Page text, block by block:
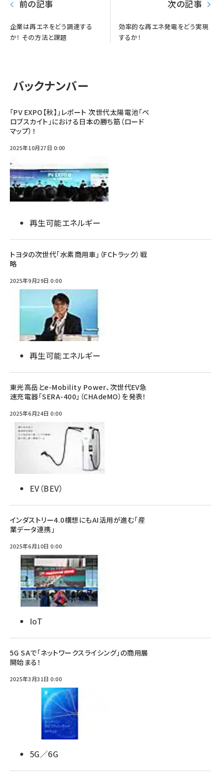
前の記事
企業は再エネをどう調達する
か！ その方法と課題
次の記事
効率的な再エネ発電をどう実現
するか！
バックナンバー
「PV EXPO【秋】」レポート 次世代太陽電池「ペ
ロブスカイト」における日本の勝ち筋（ロード
マップ）！
2025年10月27日 0:00
再生可能エネルギー
トヨタの次世代「水素商用車」（FCトラック）戦
略
2025年9月29日 0:00
再生可能エネルギー
東光高岳とe-Mobility Power、次世代EV急
速充電器「SERA-400」（CHAdeMO）を発表！
2025年6月24日 0:00
EV（BEV）
インダストリー4.0構想にもAI活用が進む「産
業データ連携」
2025年6月10日 0:00
IoT
5G SAで「ネットワークスライシング」の商用展
開始まる！
2025年3月31日 0:00
5G／6G